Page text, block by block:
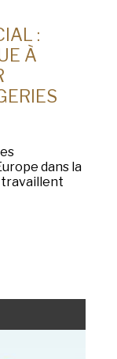
:
À
dans la
travaillent